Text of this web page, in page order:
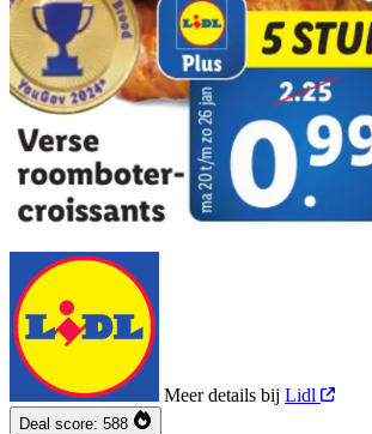
Meer details bij Lidl
Deal score: 588